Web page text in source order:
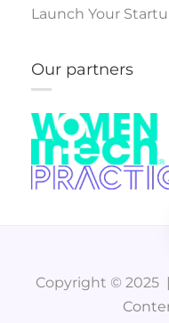
Launch Your
Our partners
Copyright © 2025